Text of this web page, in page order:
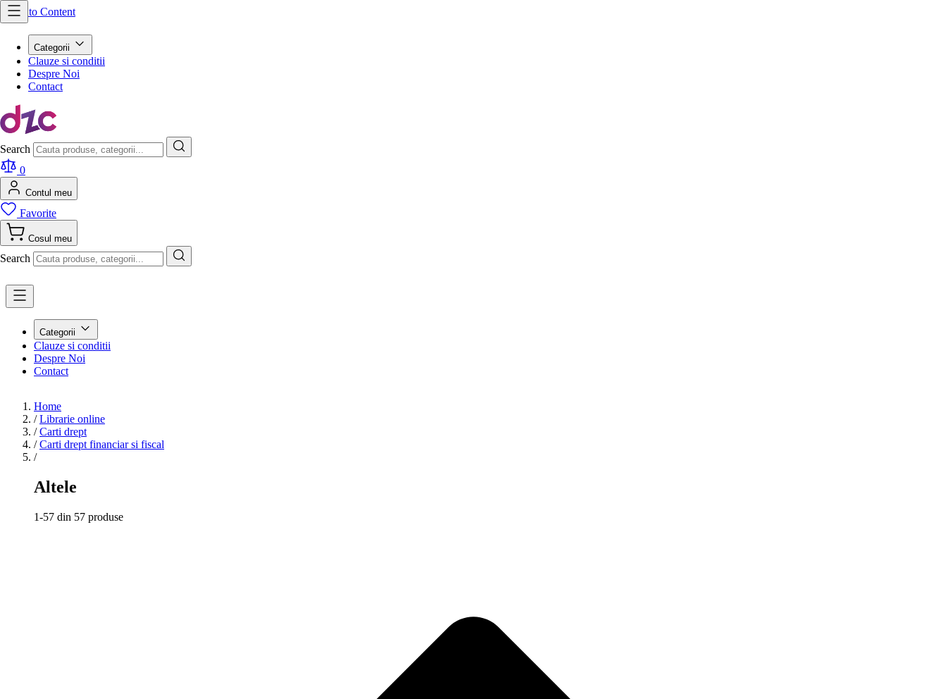
Skip to Content
Categorii
Clauze si conditii
Despre Noi
Contact
Search
0
Contul meu
Favorite
Cosul meu
Search
Categorii
Clauze si conditii
Despre Noi
Contact
Home
/ Librarie online
/ Carti drept
/ Carti drept financiar si fiscal
/
Altele
1-57 din 57 produse